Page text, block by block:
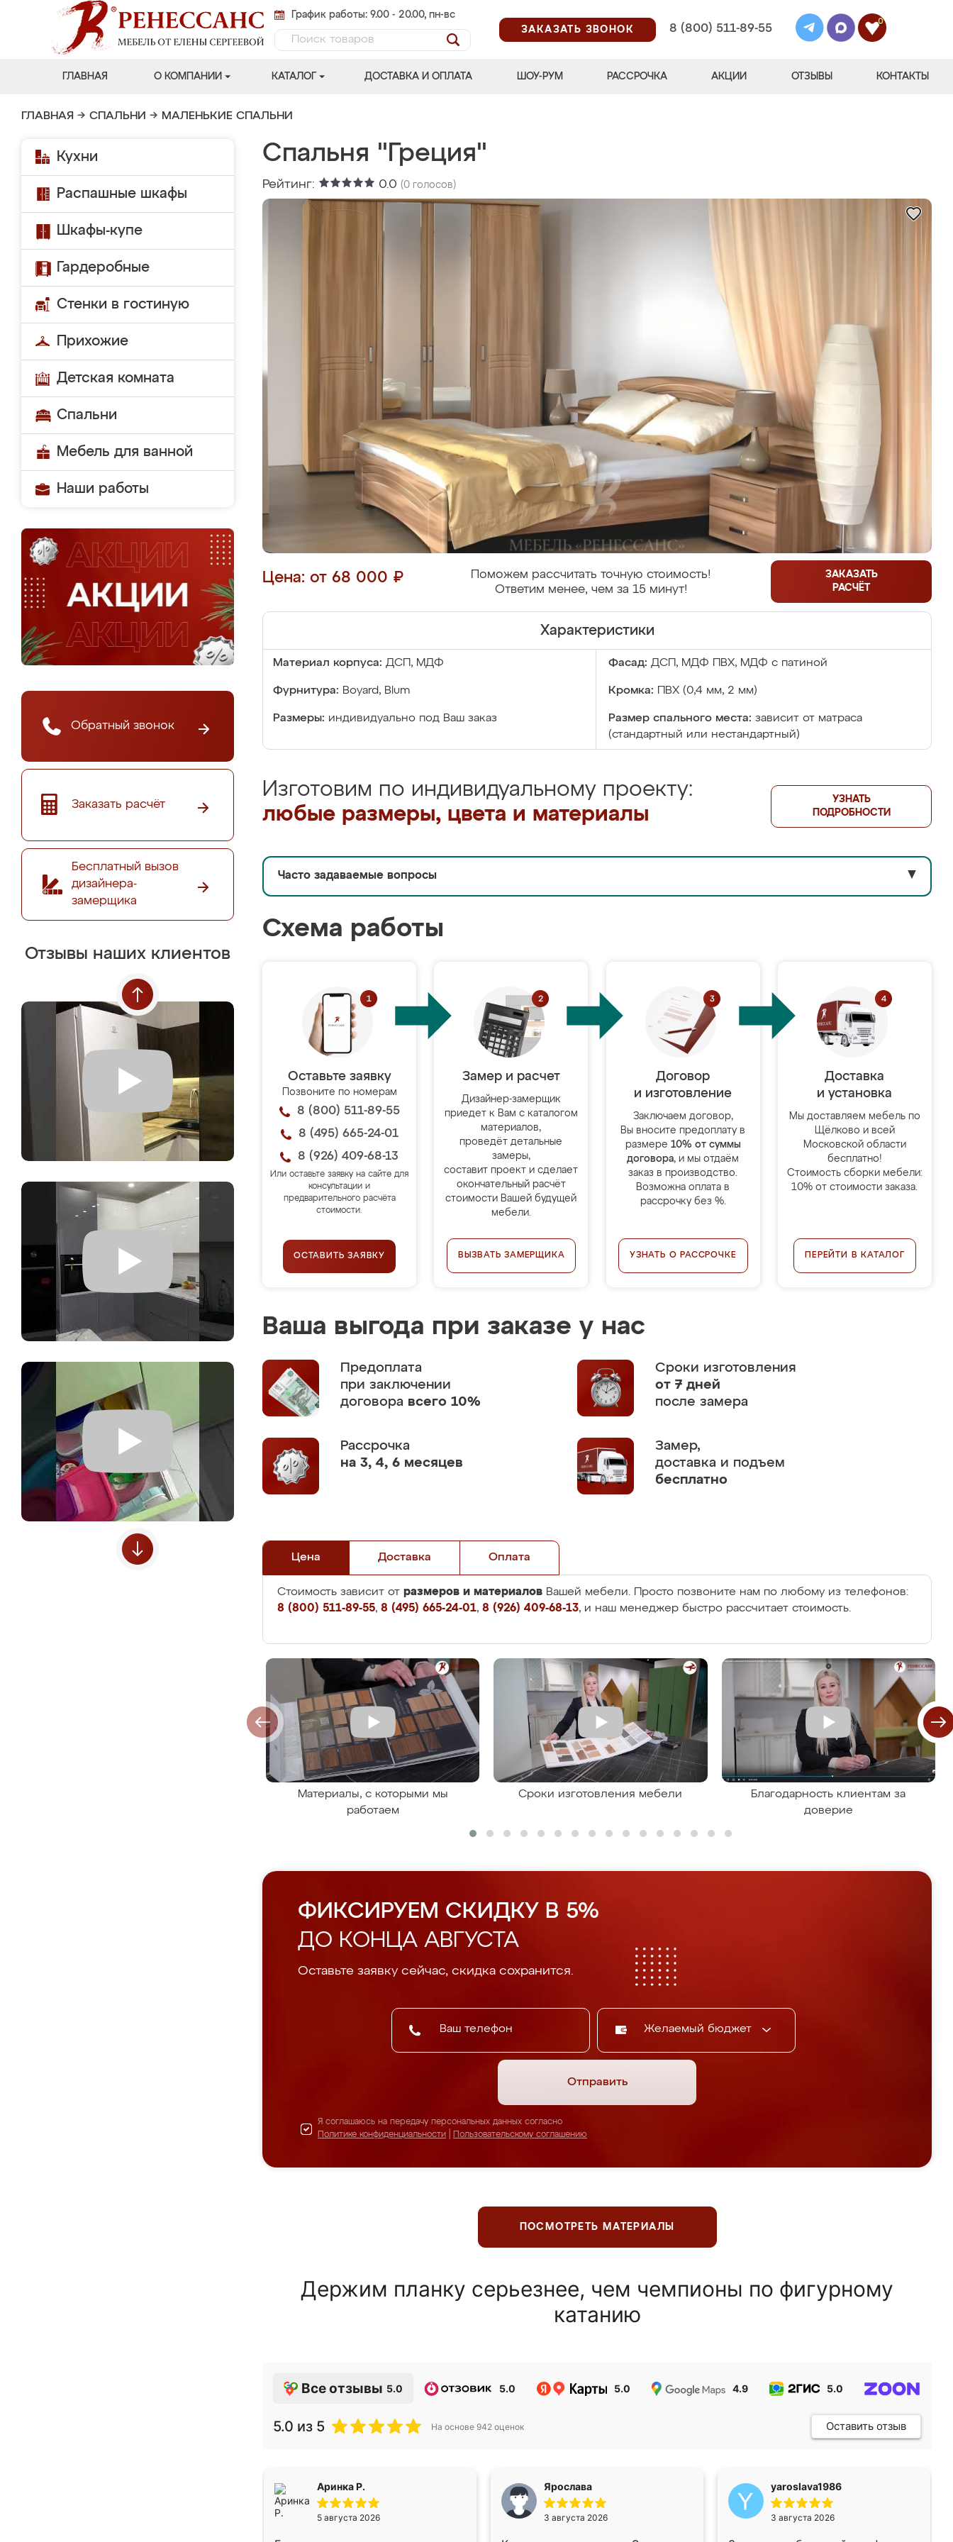
График работы: 9.00 - 20.00, пн-вс
ЗАКАЗАТЬ ЗВОНОК
8 (800) 511-89-55
0
ГЛАВНАЯ О КОМПАНИИ КАТАЛОГ ДОСТАВКА И ОПЛАТА ШОУ-РУМ РАССРОЧКА АКЦИИ ОТЗЫВЫ КОНТАКТЫ
ГЛАВНАЯ → СПАЛЬНИ → МАЛЕНЬКИЕ СПАЛЬНИ
Кухни
Распашные шкафы
Шкафы-купе
Гардеробные
Стенки в гостиную
Прихожие
Детская комната
Спальни
Мебель для ванной
Наши работы
Обратный звонок
Заказать расчёт
Бесплатный вызов
дизайнера-
замерщика
Отзывы наших клиентов
Спальня "Греция"
Рейтинг: 0.0 (0 голосов)
Цена: от 68 000 ₽
Поможем рассчитать точную стоимость!
Ответим менее, чем за 15 минут!
ЗАКАЗАТЬ
РАСЧЁТ
Характеристики
Материал корпуса: ДСП, МДФ Фасад: ДСП, МДФ ПВХ, МДФ с патиной
Фурнитура: Boyard, Blum Кромка: ПВХ (0,4 мм, 2 мм)
Размеры: индивидуально под Ваш заказ Размер спального места: зависит от матраса
(стандартный или нестандартный)
Изготовим по индивидуальному проекту:
любые размеры, цвета и материалы
УЗНАТЬ
ПОДРОБНОСТИ
Часто задаваемые вопросы ▼
Схема работы
Оставьте заявку
Позвоните по номерам
8 (800) 511-89-55
8 (495) 665-24-01
8 (926) 409-68-13
Или оставьте заявку на сайте для
консультации и
предварительного расчёта
стоимости.
ОСТАВИТЬ ЗАЯВКУ
Замер и расчет
Дизайнер-замерщик
приедет к Вам с каталогом
материалов,
проведёт детальные
замеры,
составит проект и сделает
окончательный расчёт
стоимости Вашей будущей
мебели.
ВЫЗВАТЬ ЗАМЕРЩИКА
Договор
и изготовление
Заключаем договор,
Вы вносите предоплату в
размере 10% от суммы
договора, и мы отдаём
заказ в производство.
Возможна оплата в
рассрочку без %.
УЗНАТЬ О РАССРОЧКЕ
Доставка
и установка
Мы доставляем мебель по
Щёлково и всей
Московской области
бесплатно!
Стоимость сборки мебели:
10% от стоимости заказа.
ПЕРЕЙТИ В КАТАЛОГ
Ваша выгода при заказе у нас
Предоплата
при заключении
договора всего 10%
Сроки изготовления
от 7 дней
после замера
Рассрочка
на 3, 4, 6 месяцев
Замер,
доставка и подъем
бесплатно
Цена Доставка Оплата
Стоимость зависит от размеров и материалов Вашей мебели. Просто позвоните нам по любому из телефонов:
8 (800) 511-89-55, 8 (495) 665-24-01, 8 (926) 409-68-13, и наш менеджер быстро рассчитает стоимость.
Материалы, с которыми мы
работаем
Сроки изготовления мебели
Благодарность клиентам за
доверие
ФИКСИРУЕМ СКИДКУ В 5%
ДО КОНЦА АВГУСТА
Оставьте заявку сейчас, скидка сохранится.
Желаемый бюджет
Отправить
Я соглашаюсь на передачу персональных данных согласно
Политике конфиденциальности
Пользовательскому соглашению
ПОСМОТРЕТЬ МАТЕРИАЛЫ
Держим планку серьезнее, чем чемпионы по фигурному
катанию
Все отзывы 5.0 5.0 5.0 4.9 5.0
5.0 из 5 На основе 942 оценок Оставить отзыв
Аринка Р.
5 августа 2026
Ярослава
3 августа 2026
yaroslava1986
3 августа 2026